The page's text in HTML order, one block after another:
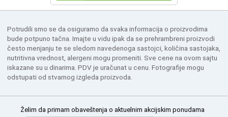
Potrudili smo se da osiguramo da svaka informacija o proizvodima
bude potpuno tačna. Imajte u vidu ipak da se prehrambreni proizvodi
često menjanju te se sledom navedenoga sastojci, količina sastojaka,
nutritivna vrednost, alergeni mogu promeniti. Sve cene na ovom sajtu
iskazane su u dinarima. PDV je uračunat u cenu. Fotografije mogu
odstupati od stvarnog izgleda proizvoda.
Želim da primam obaveštenja o aktuelnim akcijskim ponudama